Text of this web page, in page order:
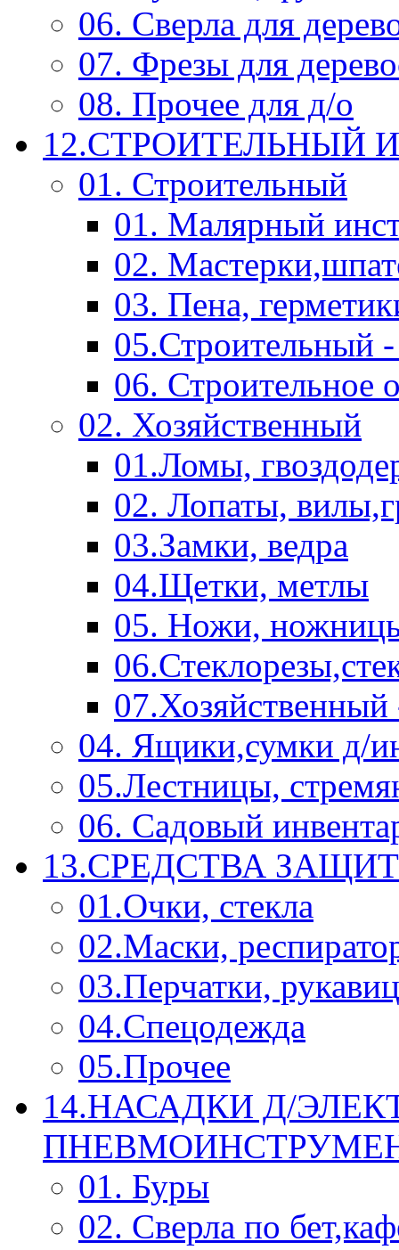
06. Сверла для
07. Фрезы для
08. Прочее для д/о
12.СТРОИТЕЛЬНЫЙ
01. Строительный
01. Малярный
02.
03. Пена,
05.Строительный
06. Строительное
02. Хозяйственный
01.Ломы,
02. Лопаты,
03.Замки, ведра
04.Щетки, метлы
05. Ножи,
07.Хозяйственный
04. Ящики,сумки д/
05.Лестницы,
06. Садовый
13.СРЕДСТВА
01.Очки, стекла
02.Маски,
03.Перчатки,
04.Спецодежда
05.Прочее
14.НАСАДКИ Д/
01. Буры
02. Сверла по